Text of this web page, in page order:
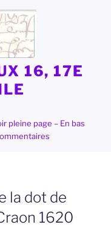
16, 17E
pleine page – En bas
la dot de
1620